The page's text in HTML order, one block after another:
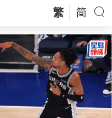
繁 简